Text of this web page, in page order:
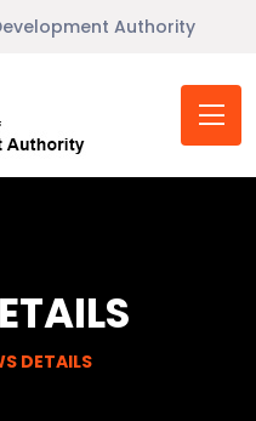
Authority
DETAILS